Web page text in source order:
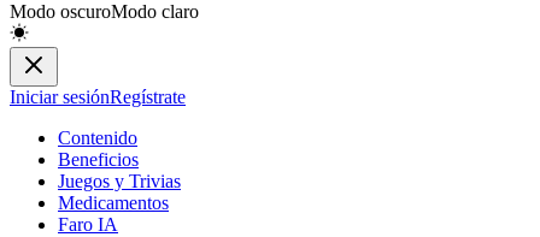
Modo oscuroModo claro
Iniciar sesiónRegístrate
Contenido
Beneficios
Juegos y Trivias
Medicamentos
Faro IA